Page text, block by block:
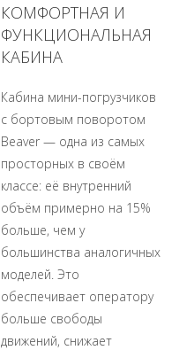
КОМФОРТНАЯ И
ФУНКЦИОНАЛЬНАЯ
КАБИНА
Кабина мини-погрузчиков
с бортовым поворотом
Beaver — одна из самых
просторных в своём
классе: её внутренний
объём примерно на 15%
больше, чем у
большинства аналогичных
моделей. Это
обеспечивает оператору
больше свободы
движений, снижает